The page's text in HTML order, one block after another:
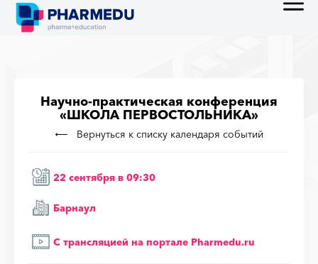
Научно-практическая конференция
«ШКОЛА ПЕРВОСТОЛЬНИКА»
Вернуться к списку календаря событий
22 сентября в 09:30
Барнаул
С трансляцией на порталe Pharmedu.ru